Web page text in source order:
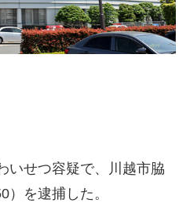
せつ容疑で、川越市脇
）を逮捕した。